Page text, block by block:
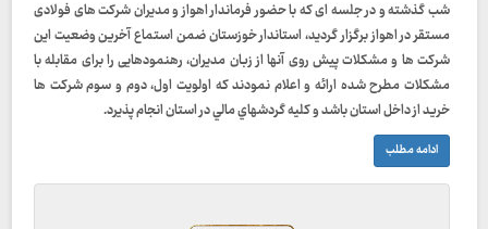
شب گذشته و در جلسه ای که با حضور فرماندار اهواز و مدیران شرکت های فولادی
مستقر در اهواز برگزار گردید، استاندار خوزستان ضمن استماع آخرین وضعیت این
شرکت ها و مشکلات پیش روی آنها از زبان مدیران، رهنمودهایی را برای مقابله با
مشکلات مطرح شده ارائه و اعلام نمودند که اولویت اول، دوم و سوم شرکت ها
خرید از داخل استان باشد و كليه گردشهاي مالي در استان انجام پذيرد.
ادامه مطلب